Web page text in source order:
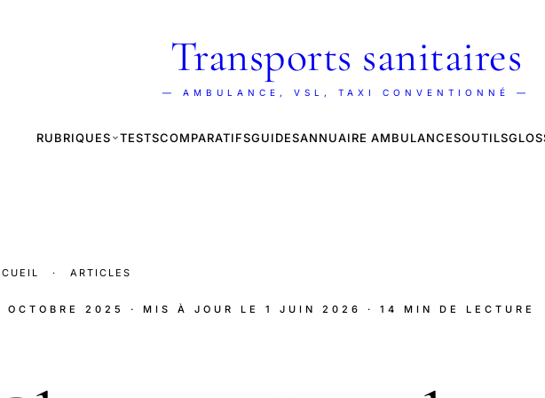
Transports sanitaires
— AMBULANCE, VSL, TAXI CONVENTIONNÉ —
RUBRIQUES TESTSCOMPARATIFSGUIDESANNUAIRE AMBULANCESOUTILS
· ARTICLES
OCTOBRE 2025 · MIS À JOUR LE 1 JUIN 2026 · 14 MIN DE LECTURE